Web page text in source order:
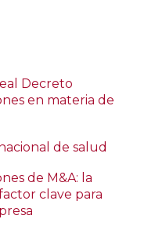
Decreto
en materia de
de salud
de M&A: la
clave para